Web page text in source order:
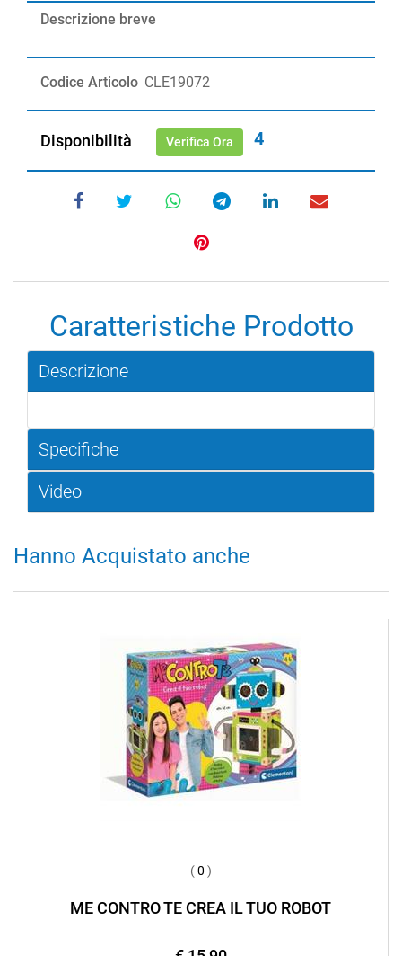
Descrizione breve
Codice Articolo CLE19072
Disponibilità Verifica Ora 4
Caratteristiche Prodotto
Descrizione
Specifiche
Video
Hanno Acquistato anche
(0 )
ME CONTRO TE CREA IL TUO ROBOT